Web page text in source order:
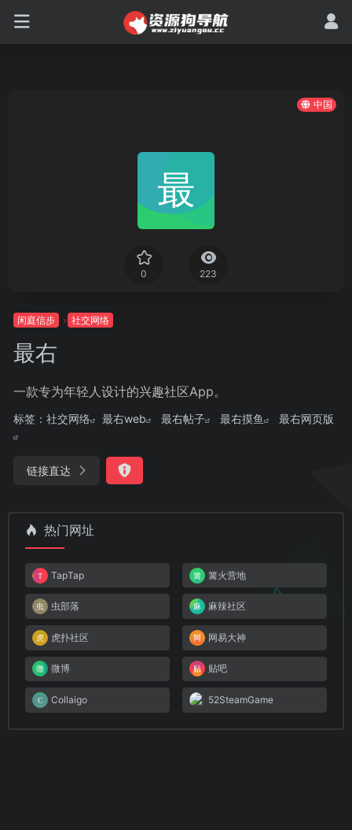
中国
0 223
闲庭信步 社交网络
最右
一款专为年轻人设计的兴趣社区App。
标签： 社交网络 最右web 最右帖子 最右摸鱼 最右网页版
链接直达
热门网址
TapTap 篝火营地
虫部落 麻辣社区
虎扑社区 网易大神
微博 贴吧
Collaigo 52SteamGame